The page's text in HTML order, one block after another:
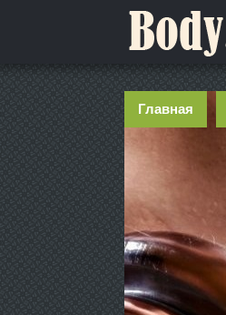
Главная